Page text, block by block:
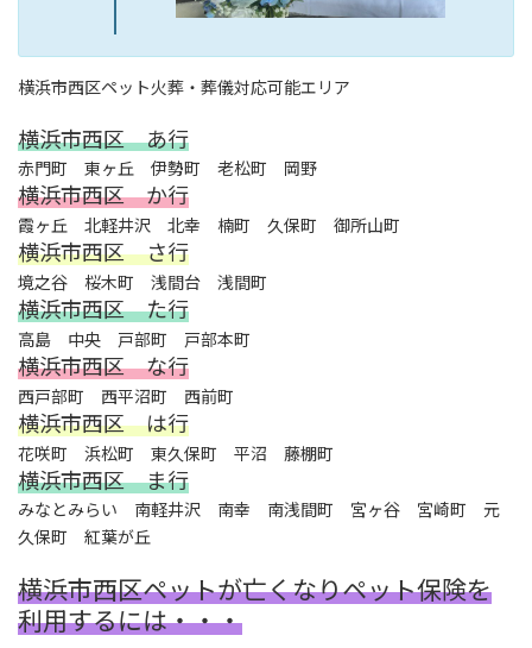
横浜市西区ペット火葬・葬儀対応可能エリア
横浜市西区 あ行
赤門町 東ヶ丘 伊勢町 老松町 岡野
横浜市西区 か行
霞ヶ丘 北軽井沢 北幸 楠町 久保町 御所山町
横浜市西区 さ行
境之谷 桜木町 浅間台 浅間町
横浜市西区 た行
高島 中央 戸部町 戸部本町
横浜市西区 な行
西戸部町 西平沼町 西前町
横浜市西区 は行
花咲町 浜松町 東久保町 平沼 藤棚町
横浜市西区 ま行
みなとみらい 南軽井沢 南幸 南浅間町 宮ヶ谷 宮崎町 元
久保町 紅葉が丘
横浜市西区ペットが亡くなりペット保険を
利用するには・・・